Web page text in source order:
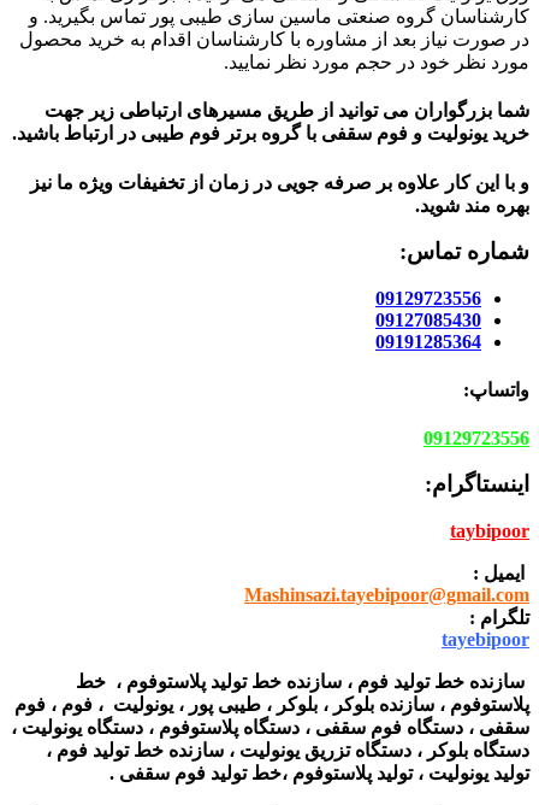
کارشناسان گروه صنعتی ماسین سازی طیبی پور تماس بگیرید. و
در صورت نیاز بعد از مشاوره با کارشناسان اقدام به خرید محصول
مورد نظر خود در حجم مورد نظر نمایید.
شما بزرگواران می توانید از طریق مسیرهای ارتباطی زیر جهت
خرید یونولیت و فوم سقفی با گروه برتر فوم طیبی در ارتباط باشید.
و با این کار علاوه بر صرفه جویی در زمان از تخفیفات ویژه ما نیز
بهره مند شوید.
شماره تماس:
09129723556
09127085430
09191285364
واتساپ:
09129723556
اینستاگرام:
taybipoor
ایمیل :
Mashinsazi.tayebipoor@gmail.com
تلگرام :
tayebipoor
سازنده خط تولید فوم ، سازنده خط تولید پلاستوفوم ، خط
پلاستوفوم ، سازنده بلوکر ، بلوکر ، طیبی پور ، یونولیت ، فوم ، فوم
سقفی ، دستگاه فوم سقفی ، دستگاه پلاستوفوم ، دستگاه یونولیت ،
دستگاه بلوکر ، دستگاه تزریق یونولیت ، سازنده خط تولید فوم ،
تولید یونولیت ، تولید پلاستوفوم ،خط تولید فوم سقفی .